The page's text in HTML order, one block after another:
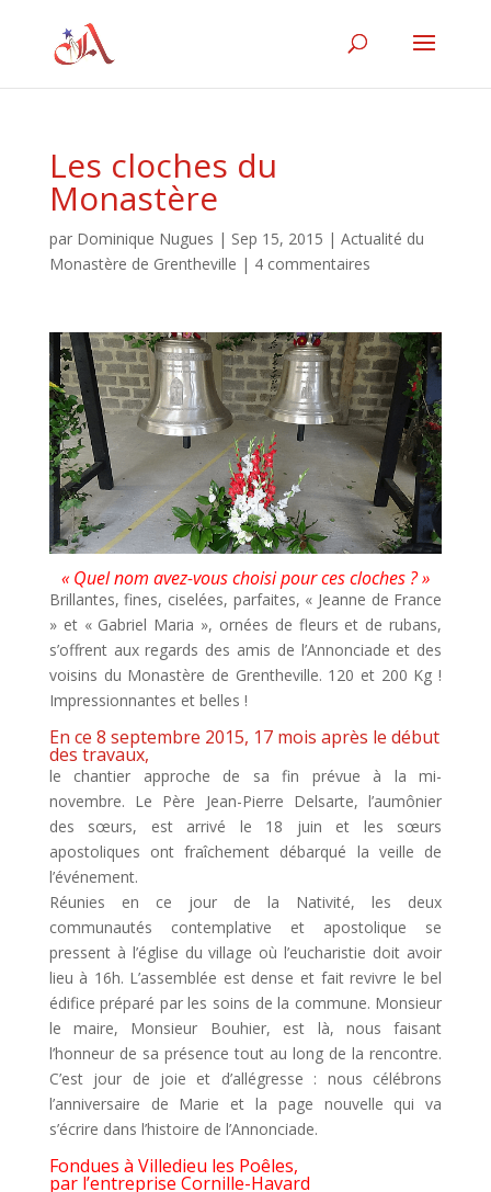
Les cloches du
Monastère
par Dominique Nugues | Sep 15, 2015 | Actualité du
Monastère de Grentheville | 4 commentaires
« Quel nom avez-vous choisi pour ces cloches ? »
Brillantes, fines, ciselées, parfaites, « Jeanne de France
» et « Gabriel Maria », ornées de fleurs et de rubans,
s’offrent aux regards des amis de l’Annonciade et des
voisins du Monastère de Grentheville. 120 et 200 Kg !
Impressionnantes et belles !
En ce 8 septembre 2015, 17 mois après le début
des travaux,
le chantier approche de sa fin prévue à la mi-
novembre. Le Père Jean-Pierre Delsarte, l’aumônier
des sœurs, est arrivé le 18 juin et les sœurs
apostoliques ont fraîchement débarqué la veille de
l’événement.
Réunies en ce jour de la Nativité, les deux
communautés contemplative et apostolique se
pressent à l’église du village où l’eucharistie doit avoir
lieu à 16h. L’assemblée est dense et fait revivre le bel
édifice préparé par les soins de la commune. Monsieur
le maire, Monsieur Bouhier, est là, nous faisant
l’honneur de sa présence tout au long de la rencontre.
C’est jour de joie et d’allégresse : nous célébrons
l’anniversaire de Marie et la page nouvelle qui va
s’écrire dans l’histoire de l’Annonciade.
Fondues à Villedieu les Poêles,
par l’entreprise Cornille-Havard